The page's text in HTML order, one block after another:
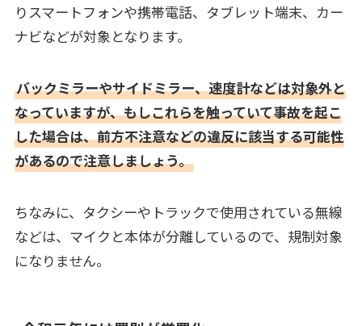
りスマートフォンや携帯電話、タブレット端末、カー
ナビなどが対象となります。
バックミラーやサイドミラー、速度計などは対象外と
なっていますが、もしこれらを触っていて事故を起こ
した場合は、前方不注意などの違反に該当する可能性
があるので注意しましょう。
ちなみに、タクシーやトラックで使用されている無線
などは、マイクと本体が分離しているので、規制対象
になりません。